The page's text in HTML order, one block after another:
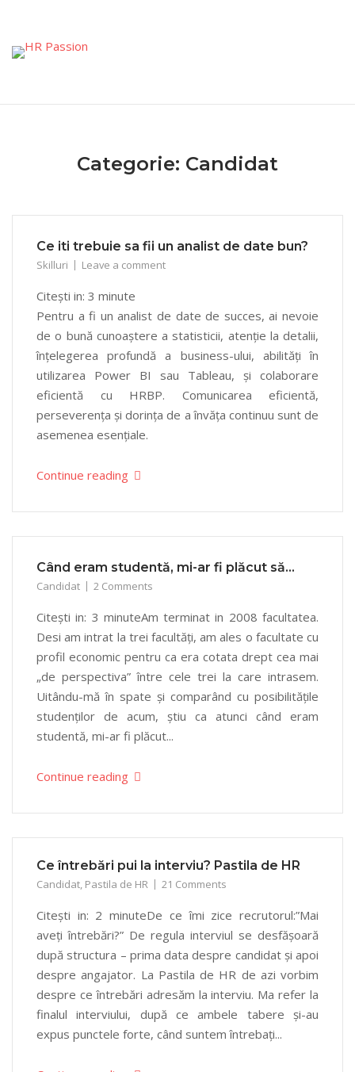
content
Categorie: Candidat
Ce iti trebuie sa fii un analist de date bun?
Skilluri Leave a comment
Citești in: 3 minute
Pentru a fi un analist de date de succes, ai nevoie
de o bună cunoaștere a statisticii, atenție la detalii,
înțelegerea profundă a business-ului, abilități în
utilizarea Power BI sau Tableau, și colaborare
eficientă cu HRBP. Comunicarea eficientă,
perseverența și dorința de a învăța continuu sunt de
asemenea esențiale.
Continue reading
Când eram studentă, mi-ar fi plăcut să…
Candidat 2 Comments
Citești in: 3 minuteAm terminat in 2008 facultatea.
Desi am intrat la trei facultăți, am ales o facultate cu
profil economic pentru ca era cotata drept cea mai
„de perspectiva” între cele trei la care intrasem.
Uitându-mă în spate și comparând cu posibilitățile
studenților de acum, știu ca atunci când eram
studentă, mi-ar fi plăcut...
Continue reading
Ce întrebări pui la interviu? Pastila de HR
Candidat, Pastila de HR 21 Comments
Citești in: 2 minuteDe ce îmi zice recrutorul:”Mai
aveți întrebări?” De regula interviul se desfășoară
după structura – prima data despre candidat și apoi
despre angajator. La Pastila de HR de azi vorbim
despre ce întrebări adresăm la interviu. Ma refer la
finalul interviului, după ce ambele tabere și-au
expus punctele forte, când suntem întrebați...